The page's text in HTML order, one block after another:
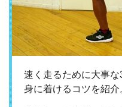
速く走るために大事
身に着けるコツを紹介